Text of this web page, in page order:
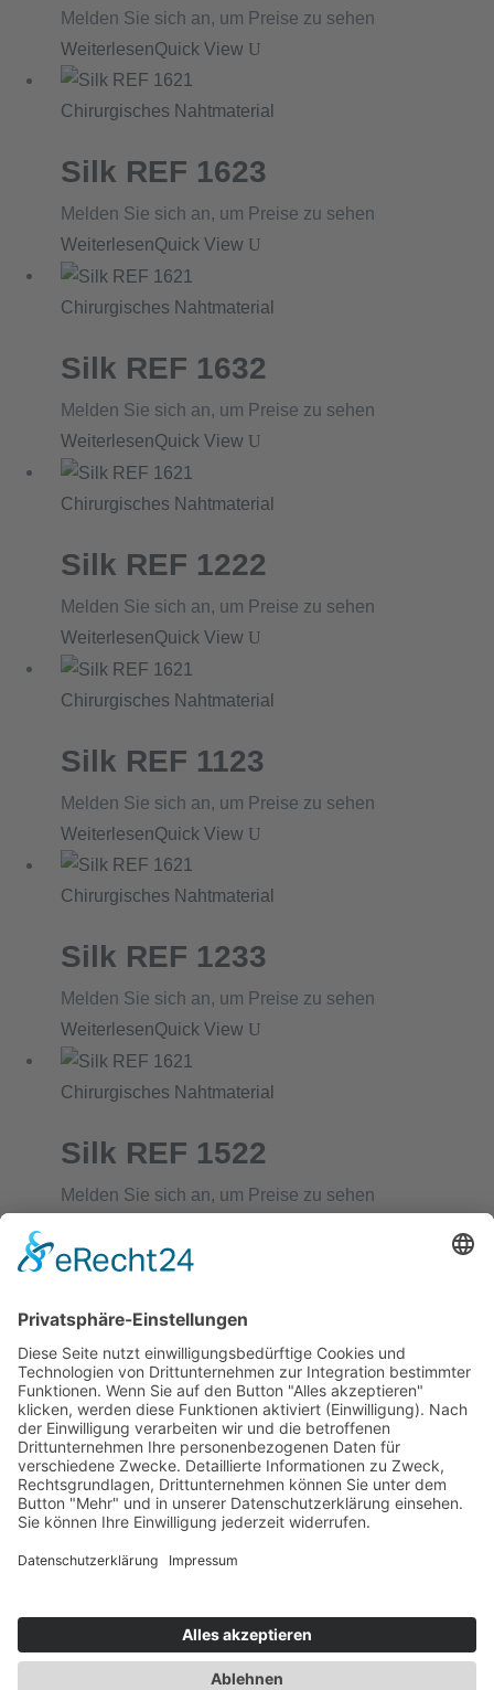
Melden Sie sich an, um Preise zu sehen
WeiterlesenQuick View
Chirurgisches Nahtmaterial
Silk REF 1623
Melden Sie sich an, um Preise zu sehen
WeiterlesenQuick View
Chirurgisches Nahtmaterial
Silk REF 1632
Melden Sie sich an, um Preise zu sehen
WeiterlesenQuick View
Chirurgisches Nahtmaterial
Silk REF 1222
Melden Sie sich an, um Preise zu sehen
WeiterlesenQuick View
Chirurgisches Nahtmaterial
Silk REF 1123
Melden Sie sich an, um Preise zu sehen
WeiterlesenQuick View
Chirurgisches Nahtmaterial
Silk REF 1233
Melden Sie sich an, um Preise zu sehen
WeiterlesenQuick View
Chirurgisches Nahtmaterial
Silk REF 1522
Melden Sie sich an, um Preise zu sehen
Silk REF 1621
Melden Sie sich an, um Preise zu sehen
WeiterlesenQuick View
1
2
3
Next